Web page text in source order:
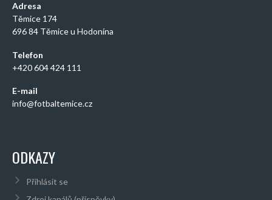
Adresa
Těmice 174
696 84 Těmice u Hodonína
Telefon
+420 604 424 111
E-mail
info@fotbaltemice.cz
ODKAZY
Přihlásit se